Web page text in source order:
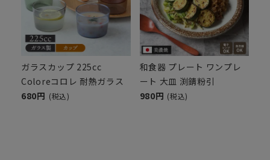
ガラスカップ 225cc
Coloreコロレ 耐熱ガラス
680円 (税込)
和食器 プレート ワンプレ
ート 大皿 渕錆粉引
980円 (税込)